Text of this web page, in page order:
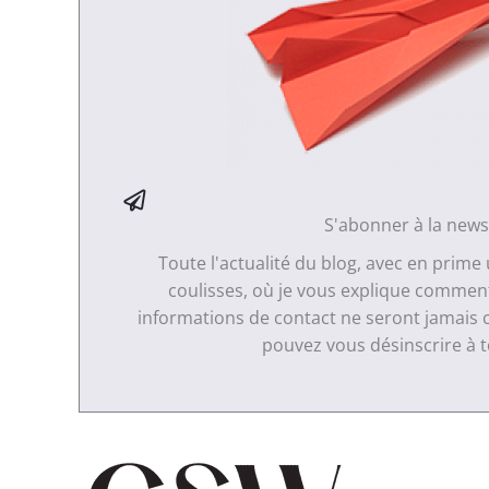
S'abonner à la
Toute l'actualité du blog, avec en
coulisses, où je vous explique
informations de contact ne seront jamais
pouvez vous désinscrire à